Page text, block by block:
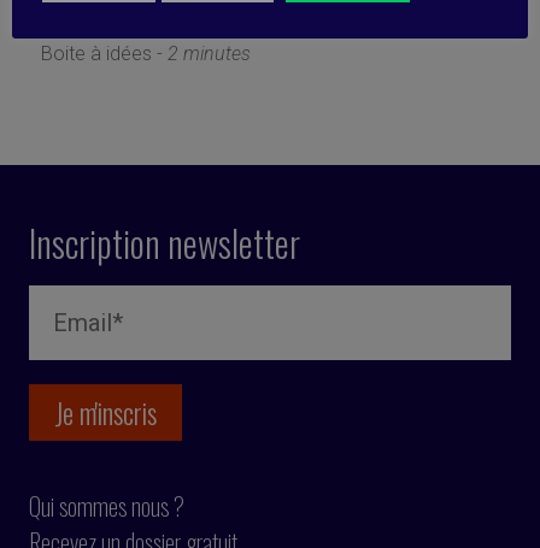
Boite à idées - 2 minutes
Inscription newsletter
Qui sommes nous ?